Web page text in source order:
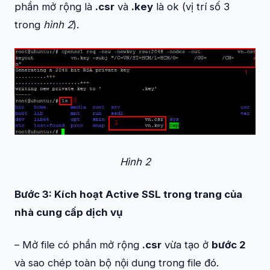
phần mở rộng là .csr và .key là ok (vị trí số 3
trong hình 2).
Hình 2
Bước 3: Kích hoạt Active SSL trong trang của
nhà cung cấp dịch vụ
– Mở file có phần mở rộng .csr vừa tạo ở bước 2
và sao chép toàn bộ nội dung trong file đó.